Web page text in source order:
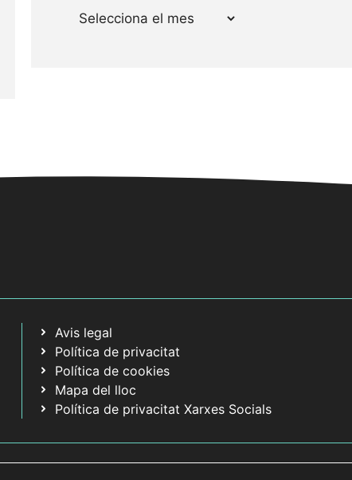
Arxius
Avis legal
Política de privacitat
Política de cookies
Mapa del lloc
Política de privacitat Xarxes Socials